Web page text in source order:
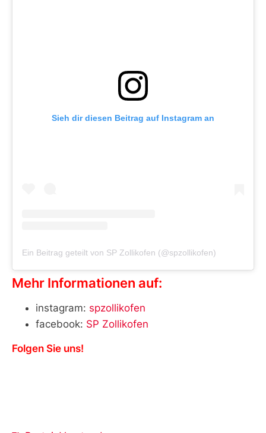
Sieh dir diesen Beitrag auf Instagram an
Ein Beitrag geteilt von SP Zollikofen (@spzollikofen)
Mehr Informationen auf:
instagram: spzollikofen
facebook: SP Zollikofen
Folgen Sie uns!